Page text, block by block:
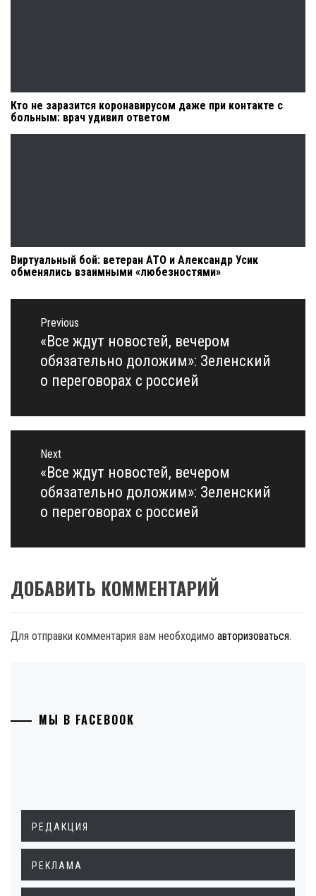
Кто не заразится коронавирусом даже при контакте с
больным: врач удивил ответом
Виртуальный бой: ветеран АТО и Александр Усик
обменялись взаимными «любезностями»
Навигация
записям
Previous
Previous
post:
«Все ждут новостей, вечером
обязательно доложим»: Зеленский
о переговорах с россией
Next
Next
post:
«Все ждут новостей, вечером
обязательно доложим»: Зеленский
о переговорах с россией
ДОБАВИТЬ КОММЕНТАРИЙ
Для отправки комментария вам необходимо авторизоваться.
МЫ В FACEBOOK
РЕДАКЦИЯ
РЕКЛАМА